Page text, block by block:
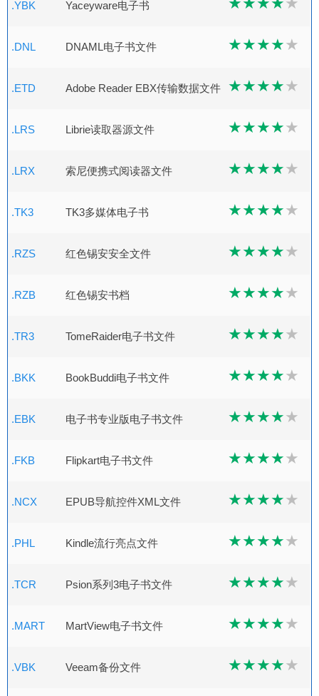
.YBK Yaceyware电子书
.DNL DNAML电子书文件
.ETD Adobe Reader EBX传输数据文件
.LRS Librie读取器源文件
.LRX 索尼便携式阅读器文件
.TK3 TK3多媒体电子书
.RZS 红色锡安安全文件
.RZB 红色锡安书档
.TR3 TomeRaider电子书文件
.BKK BookBuddi电子书文件
.EBK 电子书专业版电子书文件
.FKB Flipkart电子书文件
.NCX EPUB导航控件XML文件
.PHL Kindle流行亮点文件
.TCR Psion系列3电子书文件
.MART MartView电子书文件
.VBK Veeam备份文件